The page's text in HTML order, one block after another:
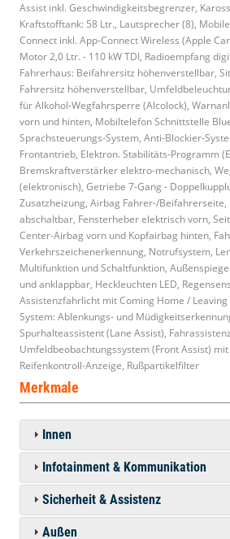
Assist inkl. Geschwindigkeitsbegrenzer,
Kraftstofftank: 58 Ltr., Lautsprecher (8),
Connect inkl. App-Connect Wireless (Apple
Motor 2,0 Ltr. - 110 kW TDI, Radioempfang
Fahrerhaus: Beifahrersitz höhenverstellbar,
Fahrersitz höhenverstellbar,
für Alkohol-Wegfahrsperre (Alcolock),
vorn und hinten, Mobiltelefon Schnittstelle
Sprachsteuerungs-System, Anti-Blockier-
Frontantrieb, Elektron. Stabilitäts-Programm
Bremskraftverstärker elektro-mechanisch,
(elektronisch), Getriebe 7-Gang -
Zusatzheizung, Airbag Fahrer-/
abschaltbar, Fensterheber elektrisch vorn,
Center-Airbag vorn und Kopfairbag hinten,
Verkehrszeichenerkennung, Notrufsystem,
Multifunktion und Schaltfunktion,
und anklappbar, Heckleuchten LED,
Assistenzfahrlicht mit Coming Home /
System: Ablenkungs- und
Spurhalteassistent (Lane Assist),
Umfeldbeobachtungssystem (Front Assist)
Reifenkontroll-Anzeige, Rußpartikelfilter
Merkmale
Innen
Infotainment & Kommunikation
Sicherheit & Assistenz
Außen